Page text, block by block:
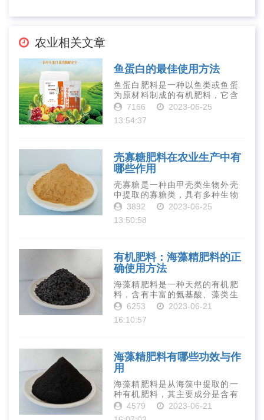
农业相关文章
鱼蛋白的最佳使用方法
鱼蛋白肥料是一种以鱼类或鱼蛋
为原材料制成的有机肥料，它含
有丰富的营养物质，如氮、磷、
元素和植物生长因子。这些营养
7166
2023-06-25
13:54:37
壳寡糖肥料在农业生产中有
哪些作用
壳寡糖是一种由甲壳类生物外壳
中提取的寡糖类，具有多种生物
活性和营养价值。在农业生产
是作为一种新型的有机肥料，壳
3892
2023-06-25
13:50:58
有机肥料：海藻精肥料的正
确使用方法
海藻精肥料是一种天然的有机肥
料，含有丰富的氨基酸、藻类生
长素、维生素、微量元素、蛋白
力、促进植物生长、增强植物抗
6253
2023-06-21
16:10:57
海藻精肥料有哪些功效与作
用
海藻精肥料是从海藻中提取的一
种有机肥料，其主要成分是含有
丰富的微量元素、植物生长素、
4579
2023-06-21